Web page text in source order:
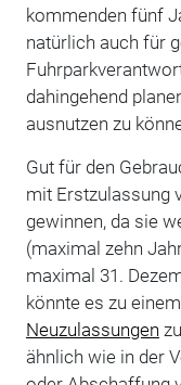
kommenden fünf
natürlich auch für
dahingehend
ausnutzen zu
Gut für den
mit Erstzulassung
gewinnen, da sie
(maximal zehn
maximal 31.
könnte es zu
Neuzulassungen
ähnlich wie in der